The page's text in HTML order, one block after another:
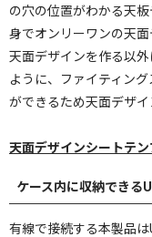
の穴の位置がわかる天
身でオンリーワンの天面
天面デザインを作る以
ように、ファイティン
ができるため天面デザイ
天面デザインシートテ
ケース内に収納できる
有線で接続する本製品